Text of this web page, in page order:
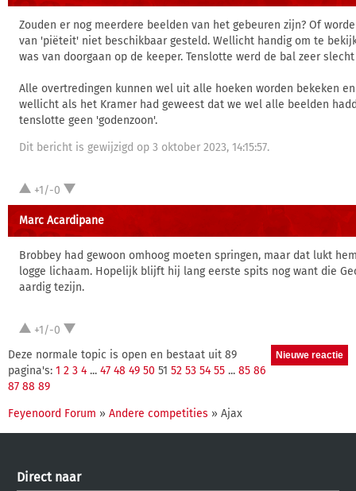
Zouden er nog meerdere beelden van het gebeuren zijn? Of
van 'piëteit' niet beschikbaar gesteld. Wellicht handig om te
was van doorgaan op de keeper. Tenslotte werd de bal zeer
Alle overtredingen kunnen wel uit alle hoeken worden bekeken
wellicht als het Kramer had geweest dat we wel alle beelden
tenslotte geen 'godenzoon'.
Dit bericht is gewijzigd op 3 oktober 2023, 14:15:57.
+1/-0
Marc Acardipane
Brobbey had gewoon omhoog moeten springen, maar dat lukt
logge lichaam. Hopelijk blijft hij lang eerste spits nog want die
aardig tezijn.
+1/-0
Deze normale topic is open en bestaat uit 89
pagina's: 1 2 3 4 ... 47 48 49 50 51 52 53 54 55 ... 85 86
87 88 89
Feyenoord Forum » Andere competities » Ajax
Direct naar